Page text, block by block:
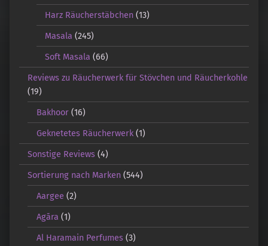
Harz Räucherstäbchen (13)
Masala (245)
Soft Masala (66)
Reviews zu Räucherwerk für Stövchen und Räucherkohle
(19)
Bakhoor(16)
Geknetetes Räucherwerk(1)
Sonstige Reviews (4)
Sortierung nach Marken (544)
Aargee (2)
Agāra (1)
Al Haramain Perfumes(3)